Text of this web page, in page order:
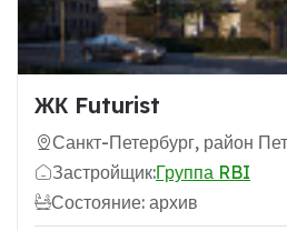
ЖК Futurist
Санкт-Петербург, район
Застройщик:Группа RBI
Состояние: архив